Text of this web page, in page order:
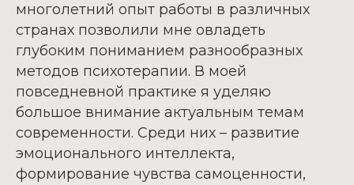
многолетний опыт работы в различных
странах позволили мне овладеть
глубоким пониманием разнообразных
методов психотерапии. В моей
повседневной практике я уделяю
большое внимание актуальным темам
современности. Среди них – развитие
эмоционального интеллекта,
формирование чувства самоценности,